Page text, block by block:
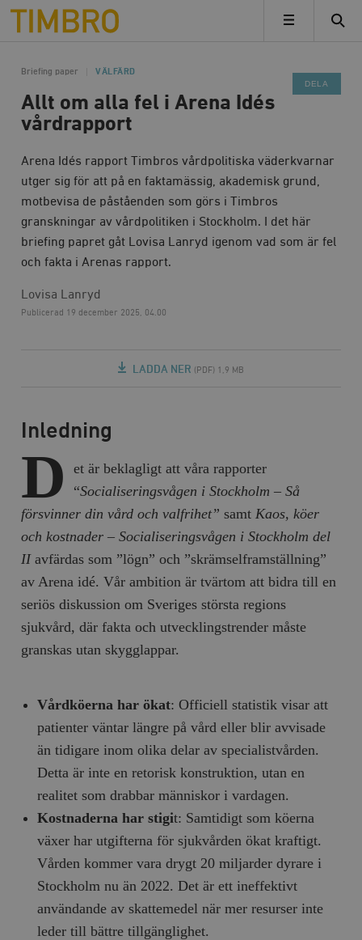
Timbro
MENY
Briefing paper VÄLFÄRD
Allt om alla fel i Arena Idés
vårdrapport
Arena Idés rapport Timbros vårdpolitiska väderkvarnar
utger sig för att på en faktamässig, akademisk grund,
motbevisa de påståenden som görs i Timbros
granskningar av vårdpolitiken i Stockholm. I det här
briefing papret gåt Lovisa Lanryd igenom vad som är fel
och fakta i Arenas rapport.
Lovisa Lanryd
Publicerad 19 december 2025, 04.00
LADDA NER (PDF) 1,9 MB
Inledning
D
et är beklagligt att våra rapporter
“Socialiseringsvågen i Stockholm – Så
försvinner din vård och valfrihet” samt Kaos, köer
och kostnader – Socialiseringsvågen i Stockholm del
IIavfärdas som ”lögn” och ”skrämselframställning”
av Arena idé. Vår ambition är tvärtom att bidra till en
seriös diskussion om Sveriges största regions
sjukvård, där fakta och utvecklingstrender måste
granskas utan skygglappar.
Vårdköerna har ökat: Officiell statistik visar att
patienter väntar längre på vård eller blir avvisade
än tidigare inom olika delar av specialistvården.
Detta är inte en retorisk konstruktion, utan en
realitet som drabbar människor i vardagen.
Kostnaderna har stigit: Samtidigt som köerna
växer har utgifterna för sjukvården ökat kraftigt.
Vården kommer vara drygt 20 miljarder dyrare i
Stockholm nu än 2022. Det är ett ineffektivt
användande av skattemedel när mer resurser inte
leder till bättre tillgänglighet.
DELA